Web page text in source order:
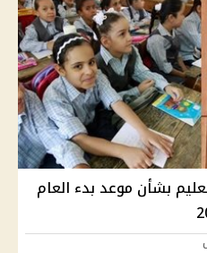
بشأن موعد بدء العام